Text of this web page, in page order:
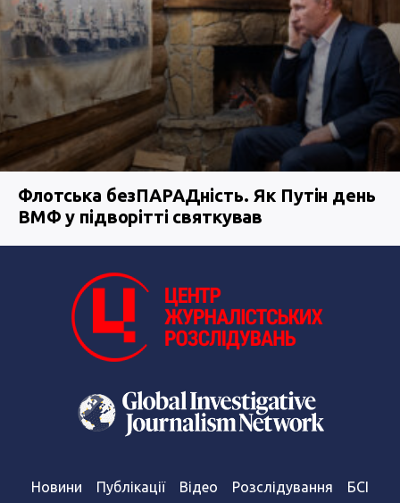
Флотська безПАРАДність. Як Путін день
ВМФ у підворітті святкував
Новини Публікації Відео Розслідування БСІ